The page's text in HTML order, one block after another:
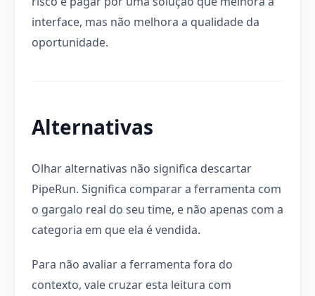
interface, mas não melhora a qualidade da
oportunidade.
Alternativas
Olhar alternativas não significa descartar
PipeRun. Significa comparar a ferramenta com
o gargalo real do seu time, e não apenas com a
categoria em que ela é vendida.
Para não avaliar a ferramenta fora do
contexto, vale cruzar esta leitura com